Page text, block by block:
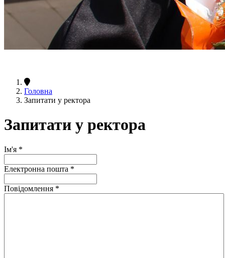
Головна
Запитати у ректора
Запитати у ректора
Ім'я *
Електронна пошта *
Повідомлення *